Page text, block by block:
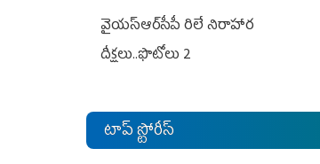
వైయ‌స్ఆర్‌సీపీ రిలే నిరాహార
దీక్షలు..ఫొటోలు 2
టాప్ స్టోరీస్